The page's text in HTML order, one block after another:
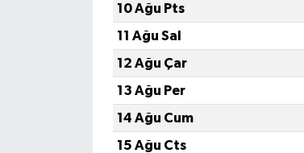
10 Ağu Pts
11 Ağu Sal
12 Ağu Çar
13 Ağu Per
14 Ağu Cum
15 Ağu Cts